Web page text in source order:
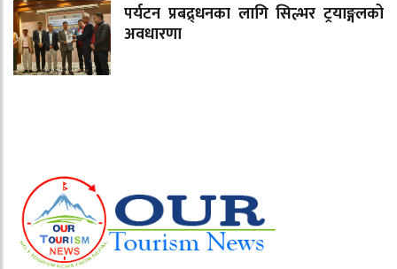
पर्यटन प्रबद्र्धनका लागि सिल्भर ट्रयाङ्गलको
अवधारणा